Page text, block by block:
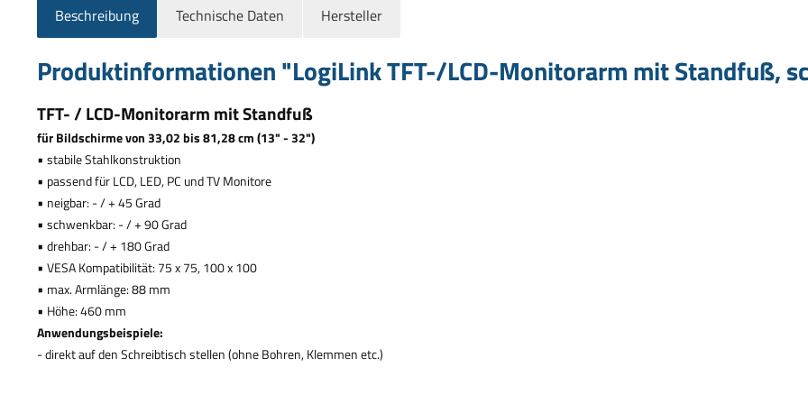
Beschreibung Technische Daten Hersteller
Produktinformationen "LogiLink TFT-/LCD-Monitorarm mit Standfuß,
TFT- / LCD-Monitorarm mit Standfuß
für Bildschirme von 33,02 bis 81,28 cm (13" - 32")
• stabile Stahlkonstruktion
• passend für LCD, LED, PC und TV Monitore
• neigbar: - / + 45 Grad
• schwenkbar: - / + 90 Grad
• drehbar: - / + 180 Grad
• VESA Kompatibilität: 75 x 75, 100 x 100
• max. Armlänge: 88 mm
• Höhe: 460 mm
Anwendungsbeispiele:
- direkt auf den Schreibtisch stellen (ohne Bohren, Klemmen etc.)